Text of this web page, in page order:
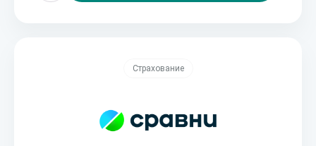
Страхование